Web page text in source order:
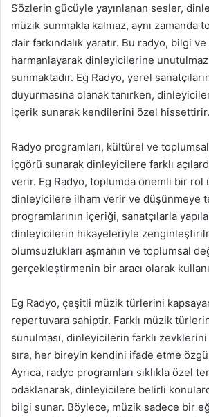
Sözlerin gücüyle yayınlanan sesler,
müzik sunmakla kalmaz, aynı zamanda
dair farkındalık yaratır. Bu radyo, bilgi
harmanlayarak dinleyicilerine
sunmaktadır. Eg Radyo, yerel
duyurmasına olanak tanırken,
içerik sunarak kendilerini özel hissettirir.
Radyo programları, kültürel ve
içgörü sunarak dinleyicilere farklı
verir. Eg Radyo, toplumda önemli bir rol
dinleyicilere ilham verir ve düşünmeye
programlarının içeriği, sanatçılarla
dinleyicilerin hikayeleriyle
olumsuzlukları aşmanın ve toplumsal
gerçekleştirmenin bir aracı olarak
Eg Radyo, çeşitli müzik türlerini
repertuvara sahiptir. Farklı müzik
sunulması, dinleyicilerin farklı zevklerini
sıra, her bireyin kendini ifade etme
Ayrıca, radyo programları sıklıkla özel
odaklanarak, dinleyicilere belirli
bilgi sunar. Böylece, müzik sadece bir